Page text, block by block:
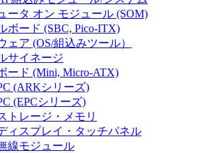
ータ オン モジュール (SOM)
ボード (SBC, Pico-ITX)
ェア (OS/組込みツール）
サイネージ
ード (Mini, Micro-ATX)
(ARKシリーズ)
(EPCシリーズ)
トレージ・メモリ
ィスプレイ・タッチパネル
線モジュール